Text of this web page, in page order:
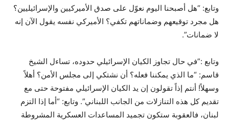
وتابع: “هل أصبحنا اليوم نعوّل على صدق الأميركيين والإسرائيليين؟
هل مجرد توقيعهم وضماناتهم تكفي؟ الأميركي نفسه يقول الآن إنه
لا ضمانات”.
وتابع :”في حال تجاوز الكيان الإسرائيلي حدوده، تساءل الشيخ
قاسم: “ما الذي يمكننا فعله؟ أن نشتكي إلى مجلس الأمن؟ أهلاً
وسهلاً! أنتم إذاً تقولون إن يد الكيان الإسرائيلي مفتوحة حتى مع
تقديم كل هذه التنازلات من الجانب اللبناني”. وتابع: “أما إذا التزم
لبنان، فالعقوبة ستكون تجميد المساعدات العسكرية المشروطة